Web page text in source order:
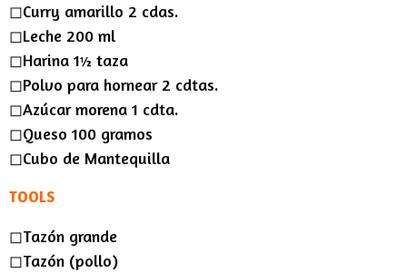
◻︎Curry amarillo 2 cdas.
◻︎Leche 200 ml
◻︎Harina 1½ taza
◻︎Polvo para hornear 2 cdtas.
◻︎Azúcar morena 1 cdta.
◻︎Queso 100 gramos
◻︎Cubo de Mantequilla
TOOLS
◻︎Tazón grande
◻︎Tazón (pollo)